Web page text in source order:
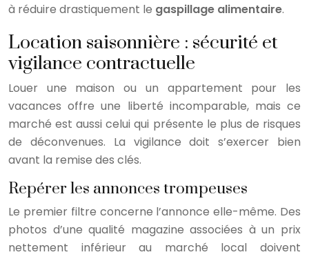
à réduire drastiquement le gaspillage alimentaire.
Location saisonnière : sécurité et
vigilance contractuelle
Louer une maison ou un appartement pour les
vacances offre une liberté incomparable, mais ce
marché est aussi celui qui présente le plus de risques
de déconvenues. La vigilance doit s’exercer bien
avant la remise des clés.
Repérer les annonces trompeuses
Le premier filtre concerne l’annonce elle-même. Des
photos d’une qualité magazine associées à un prix
nettement inférieur au marché local doivent